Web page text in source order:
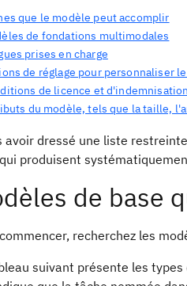
que le modèle peut accomplir
de fondations multimodales
prises en charge
de réglage pour personnaliser
de licence et
du modèle, tels que la taille,
avoir dressé une liste
produisent
de base
recherchez les
suivant présente les